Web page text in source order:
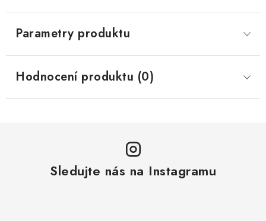
Parametry produktu
Hodnocení produktu (0)
Sledujte nás na Instagramu